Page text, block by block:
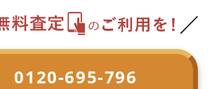
0120-695-796